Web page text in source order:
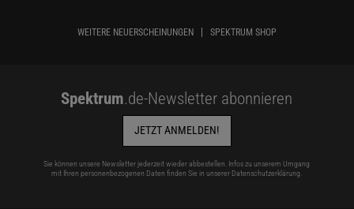
WEITERE NEUERSCHEINUNGEN SPEKTRUM SHOP
Spektrum.de-Newsletter abonnieren
JETZT ANMELDEN!
Sie können unsere Newsletter jederzeit wieder abbestellen. Infos zu unserem Umgang
mit Ihren personenbezogenen Daten finden Sie in unserer Datenschutzerklärung.